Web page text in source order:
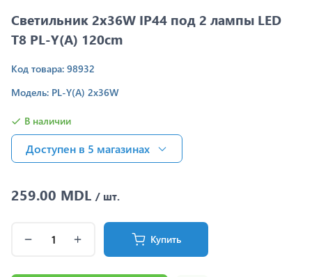
Светильник 2x36W IP44 под 2 лампы LED
T8 PL-Y(A) 120cm
Код товара: 98932
Модель: PL-Y(A) 2x36W
В наличии
Доступен в 5 магазинах
259.00 MDL / шт.
Купить